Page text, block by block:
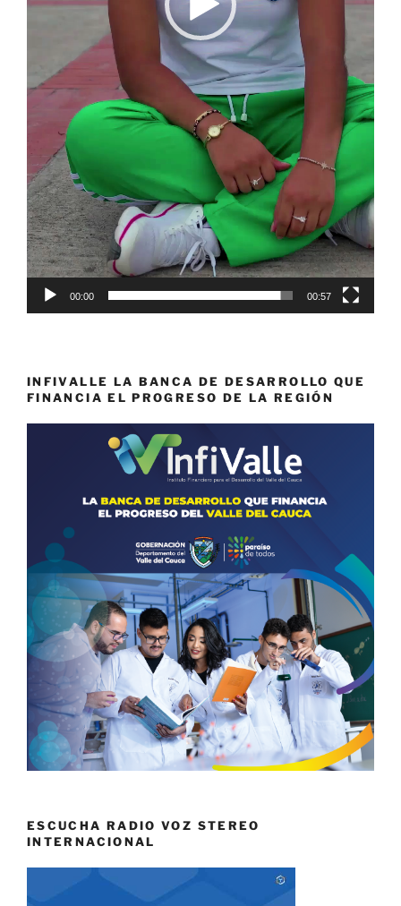
00:00 00:57
INFIVALLE LA BANCA DE DESARROLLO QUE
FINANCIA EL PROGRESO DE LA REGIÓN
ESCUCHA RADIO VOZ STEREO
INTERNACIONAL